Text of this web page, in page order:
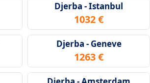
Djerba - Istanbul
1032 €
Djerba - Geneve
1263 €